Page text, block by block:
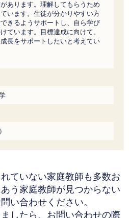
あります。理解してもらうため
います。生徒が分かりやすい方
きるようサポートし、自ら学び
ています。目標達成に向けて、
長をサポートしたいと考えてい
ていない家庭教師も多数お
う家庭教師が見つからない
い合わせください。
したら、お問い合わせの際